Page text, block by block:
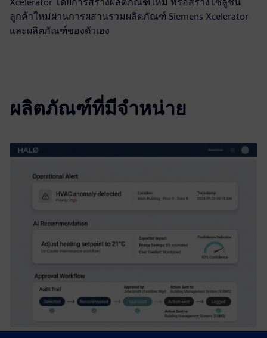
ลูกค้าใหม่ผ่านการผสานรวมผลิตภัณฑ์ Siemens Xcelerator
และผลิตภัณฑ์ของตัวเอง
ผลิตภัณฑ์ที่มีจำหน่าย